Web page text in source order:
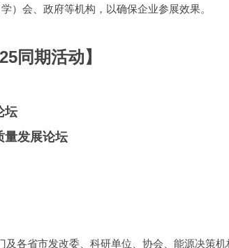
）会、政府等机构，以确保企业参展效果。
同期活动】
坛
量发展论坛
各省市发改委、科研单位、协会、能源决策机